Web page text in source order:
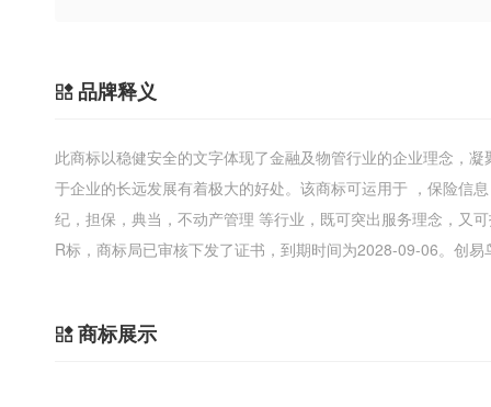
品牌释义
此商标以稳健安全的文字体现了金融及物管行业的企业理念，
于企业的长远发展有着极大的好处。该商标可运用于 ，保险信
纪，担保，典当，不动产管理 等行业，既可突出服务理念，又
R标，商标局已审核下发了证书，到期时间为2028-09-06。创
商标展示